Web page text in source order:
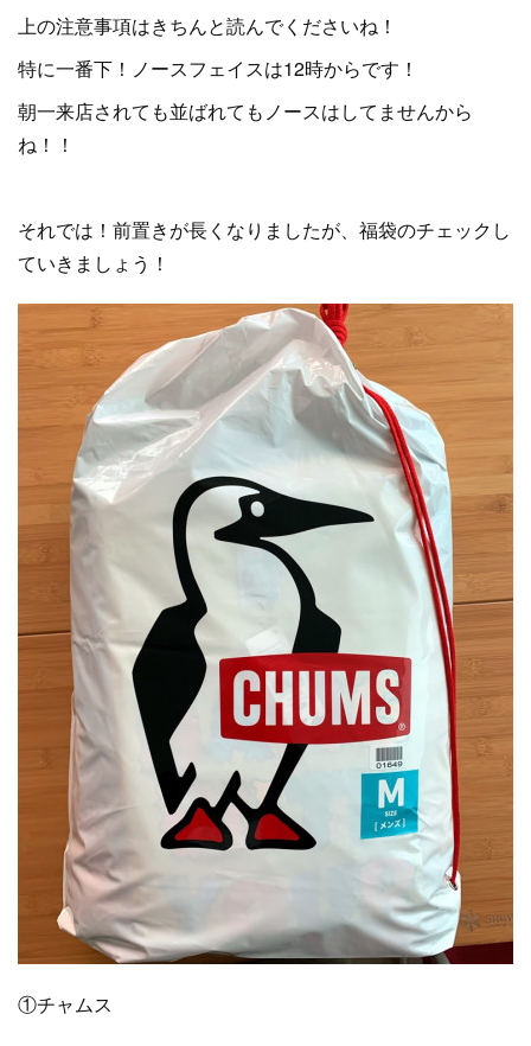
上の注意事項はきちんと読んでくださいね！
特に一番下！ノースフェイスは12時からです！
朝一来店されても並ばれてもノースはしてませんから
ね！！
それでは！前置きが長くなりましたが、福袋のチェックし
ていきましょう！
①チャムス